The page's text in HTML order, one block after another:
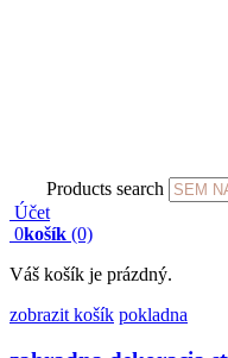
Products search
Účet
0košík (0)
Váš košík je prázdný.
zobrazit košík pokladna